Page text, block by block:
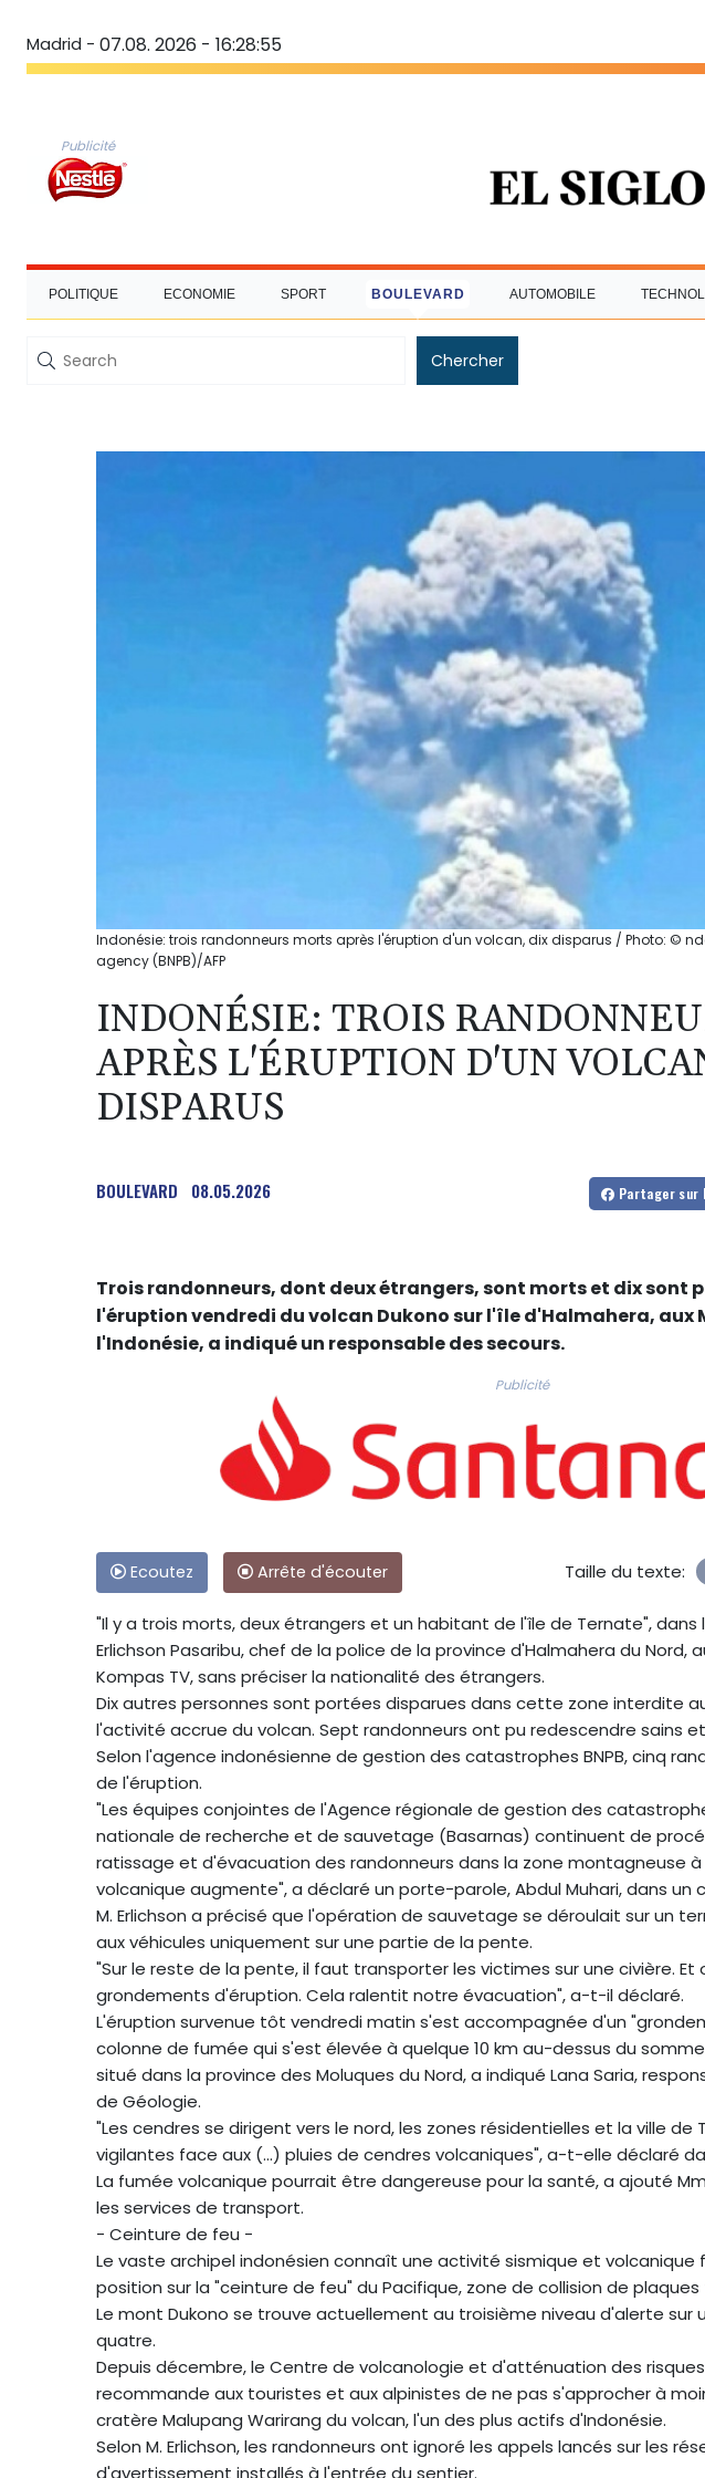
Madrid - 07.08. 2026 - 16:28:56
Publicité
POLITIQUE ECONOMIE SPORT BOULEVARD AUTOMOBILE
Chercher
Indonésie: trois randonneurs morts après l'éruption d'un volcan, dix disparus / Photo: ©
agency (BNPB)/AFP
INDONÉSIE: TROIS
APRÈS L'ÉRUPTION D'UN
DISPARUS
BOULEVARD 08.05.2026 Partager sur
Trois randonneurs, dont deux étrangers, sont morts et dix sont
l'éruption vendredi du volcan Dukono sur l'île d'Halmahera, aux
l'Indonésie, a indiqué un responsable des secours.
Publicité
Ecoutez Arrête d'écouter Taille du texte:
"Il y a trois morts, deux étrangers et un habitant de l'île de Ternate", dans
Erlichson Pasaribu, chef de la police de la province d'Halmahera du Nord,
Kompas TV, sans préciser la nationalité des étrangers.
Dix autres personnes sont portées disparues dans cette zone interdite
l'activité accrue du volcan. Sept randonneurs ont pu redescendre sains
Selon l'agence indonésienne de gestion des catastrophes BNPB, cinq
de l'éruption.
"Les équipes conjointes de l'Agence régionale de gestion des
nationale de recherche et de sauvetage (Basarnas) continuent de
ratissage et d'évacuation des randonneurs dans la zone montagneuse
volcanique augmente", a déclaré un porte-parole, Abdul Muhari, dans un
M. Erlichson a précisé que l'opération de sauvetage se déroulait sur un
aux véhicules uniquement sur une partie de la pente.
"Sur le reste de la pente, il faut transporter les victimes sur une civière.
grondements d'éruption. Cela ralentit notre évacuation", a-t-il déclaré.
L'éruption survenue tôt vendredi matin s'est accompagnée d'un
colonne de fumée qui s'est élevée à quelque 10 km au-dessus du
situé dans la province des Moluques du Nord, a indiqué Lana Saria,
de Géologie.
"Les cendres se dirigent vers le nord, les zones résidentielles et la ville
vigilantes face aux (...) pluies de cendres volcaniques", a-t-elle déclaré
La fumée volcanique pourrait être dangereuse pour la santé, a ajouté
les services de transport.
- Ceinture de feu -
Le vaste archipel indonésien connaît une activité sismique et volcanique
position sur la "ceinture de feu" du Pacifique, zone de collision de
Le mont Dukono se trouve actuellement au troisième niveau d'alerte sur
quatre.
Depuis décembre, le Centre de volcanologie et d'atténuation des risques
recommande aux touristes et aux alpinistes de ne pas s'approcher à
cratère Malupang Warirang du volcan, l'un des plus actifs d'Indonésie.
Selon M. Erlichson, les randonneurs ont ignoré les appels lancés sur les
d'avertissement installés à l'entrée du sentier.